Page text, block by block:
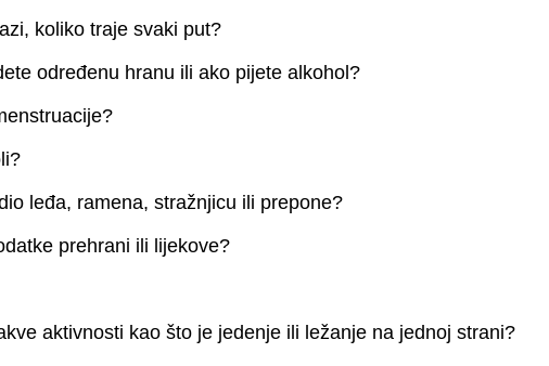
koliko traje svaki put?
određenu hranu ili ako pijete alkohol?
leđa, ramena, stražnjicu ili prepone?
prehrani ili lijekove?
aktivnosti kao što je jedenje ili ležanje na jednoj strani?